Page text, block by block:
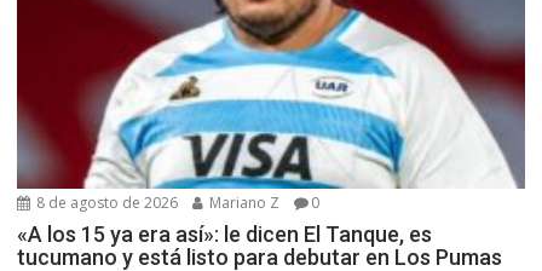
8 de agosto de 2026 Mariano Z 0
«A los 15 ya era así»: le dicen El Tanque, es
tucumano y está listo para debutar en Los Pumas